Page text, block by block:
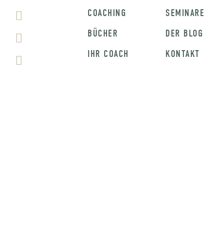
COACHING
BÜCHER
IHR COACH
SEMINARE
DER BLOG
KONTAKT